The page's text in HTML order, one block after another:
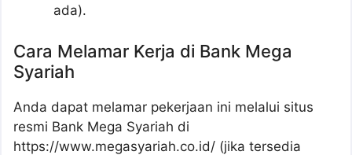
ada).
Cara Melamar Kerja di Bank Mega
Syariah
Anda dapat melamar pekerjaan ini melalui situs
resmi Bank Mega Syariah di
https://www.megasyariah.co.id/ (jika tersedia